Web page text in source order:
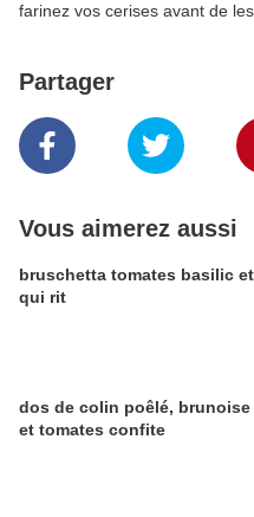
farinez vos cerises avant de
Partager
Vous aimerez aussi
bruschetta tomates basilic
qui rit
dos de colin poêlé,
et tomates confite